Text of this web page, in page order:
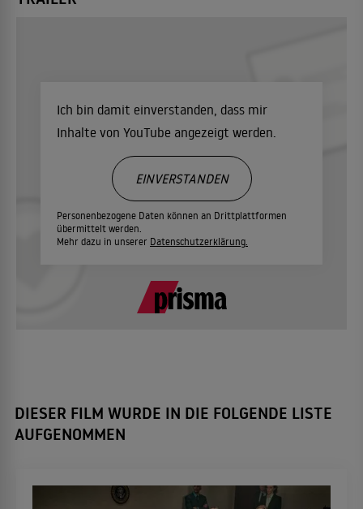
Ich bin damit einverstanden, dass mir
Inhalte von YouTube angezeigt werden.
Personenbezogene Daten können an Drittplattformen
übermittelt werden.
Mehr dazu in unserer Datenschutzerklärung.
EINVERSTANDEN
DIESER FILM WURDE IN DIE FOLGENDE LISTE
AUFGENOMMEN